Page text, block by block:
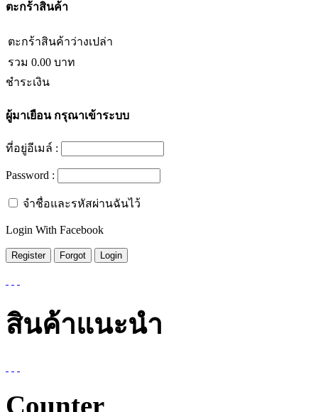
ตะกร้าสินค้า
ตะกร้าสินค้าว่างเปล่า
รวม 0.00 บาท
ชำระเงิน
ผู้มาเยือนกรุณาเข้าระบบ
ที่อยู่อีเมล์ :
Password :
จำชื่อและรหัสผ่านฉันไว้
Login With Facebook
สินค้าแนะนำ
Counter